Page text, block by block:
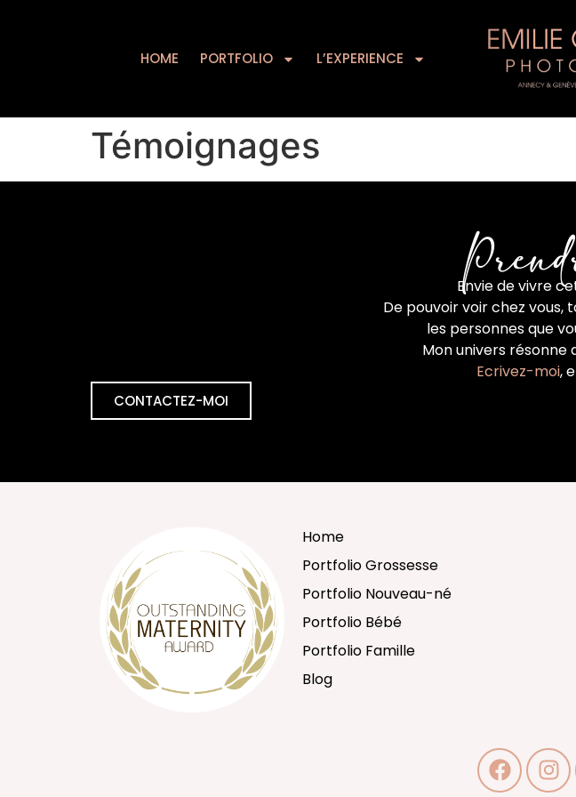
HOME PORTFOLIO L’EXPERIENCE
L’EXPERIENCE
Témoignages
Envie de vivre
De pouvoir voir chez vous,
les personnes que
Mon univers résonne
Ecrivez-moi,
CONTACTEZ-MOI
Home
Portfolio Grossesse
Portfolio Nouveau-né
Portfolio Bébé
Portfolio Famille
Blog